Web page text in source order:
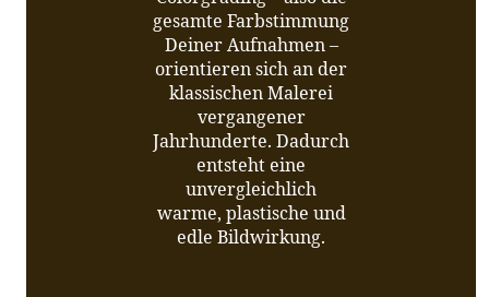
gesamte Farbstimmung
Deiner Aufnahmen –
orientieren sich an der
klassischen Malerei
vergangener
Jahrhunderte. Dadurch
entsteht eine
unvergleichlich
warme, plastische und
edle Bildwirkung.